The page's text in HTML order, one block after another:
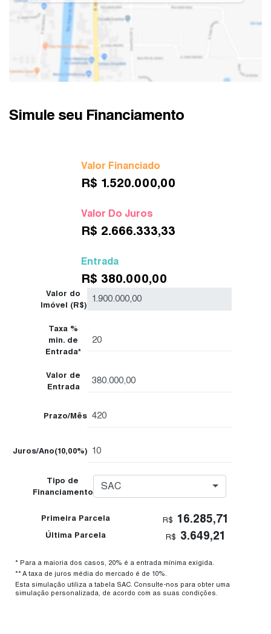
Simule seu Financiamento
Valor Financiado
R$ 1.520.000,00
Valor Do Juros
R$ 2.666.333,33
Entrada
R$ 380.000,00
Valor do
Imóvel (R$)
Taxa %
min. de
Entrada*
Valor de
Entrada
Prazo/Mês
Juros/Ano(10,00%)
Tipo de
Financiamento
SAC
Primeira Parcela R$ 16.285,71
Última Parcela R$ 3.649,21
* Para a maioria dos casos, 20% é a entrada mínima exigida.
** A taxa de juros média do mercado é de 10%.
Esta simulação utiliza a tabela SAC. Consulte-nos para obter uma
simulação personalizada, de acordo com as suas condições.